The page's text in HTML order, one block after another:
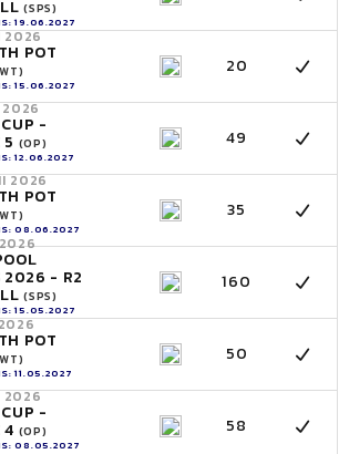
(SPS)
19.06.2027
2026
POT
15.06.2027
20
2026
-
5 (OP)
12.06.2027
49
2026
POT
08.06.2027
35
2026 - R2
(SPS)
15.05.2027
160
POT
11.05.2027
50
2026
-
4 (OP)
08.05.2027
58